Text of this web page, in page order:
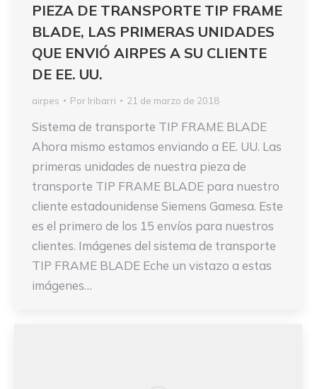
PIEZA DE TRANSPORTE TIP FRAME
BLADE, LAS PRIMERAS UNIDADES
QUE ENVIÓ AIRPES A SU CLIENTE
DE EE. UU.
airpes Por Iribarri 21 de marzo de 2018
Sistema de transporte TIP FRAME BLADE
Ahora mismo estamos enviando a EE. UU. Las
primeras unidades de nuestra pieza de
transporte TIP FRAME BLADE para nuestro
cliente estadounidense Siemens Gamesa. Este
es el primero de los 15 envíos para nuestros
clientes. Imágenes del sistema de transporte
TIP FRAME BLADE Eche un vistazo a estas
imágenes…